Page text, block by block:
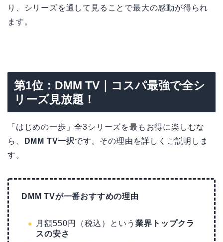
り、シリーズを通して見ることで最大の感動が得られ
ます。
第1位：DMM TV｜コスパ最強で全シ
リーズ見放題！
「はじめの一歩」全3シリーズを最もお得に楽しむな
ら、
DMM TV一択です。その理由を詳しくご説明しま
す。
DMM TVが一番おすすめの理由
月額550円（税込）という 業界トップクラ
スの安さ